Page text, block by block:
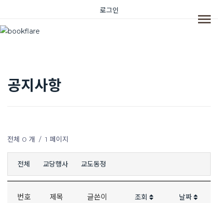
로그인
공지사항
전체 0 개 / 1 페이지
전체 교당행사 교도동정
번호 제목 글쓴이 조회 날짜